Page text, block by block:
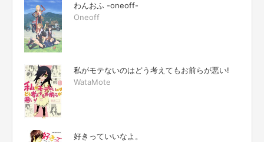
わんおふ -oneoff-
Oneoff
私がモテないのはどう考えてもお前らが悪い!
WataMote
好きっていいなよ。